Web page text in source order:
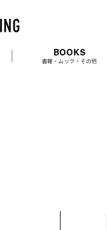
BOOKS
書籍・ムック・その他